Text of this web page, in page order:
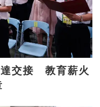
交接 教育薪火